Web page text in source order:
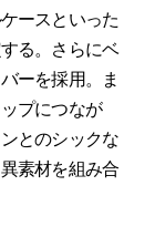
ースといった
る。さらにベ
ーを採用。ま
プにつなが
とのシックな
素材を組み合